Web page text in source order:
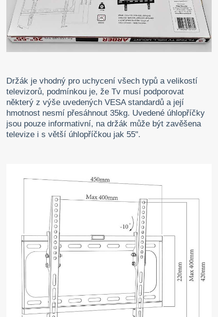
Držák je vhodný pro uchycení všech typů a velikostí
televizorů, podmínkou je, že Tv musí podporovat
některý z výše uvedených VESA standardů a její
hmotnost nesmí přesáhnout 35kg. Uvedené úhlopříčky
jsou pouze informativní, na držák může být zavěšena
televize i s větší úhlopříčkou jak 55".